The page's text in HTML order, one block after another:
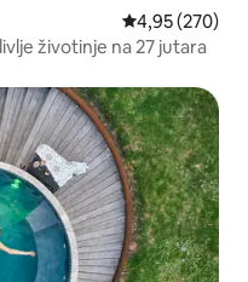
Prosječna
4,95 (270)
životinje na 27 jutara